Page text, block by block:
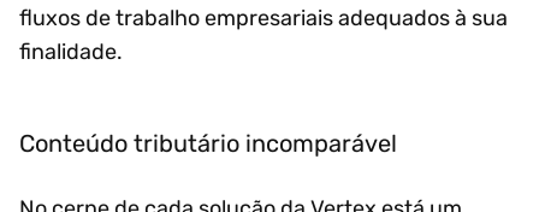
fluxos de trabalho empresariais adequados à sua
finalidade.
Conteúdo tributário incomparável